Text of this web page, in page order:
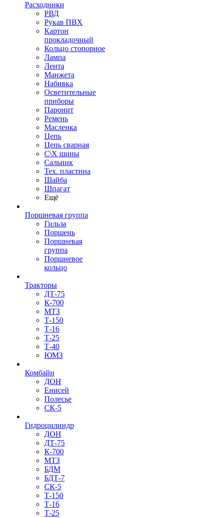
Расходники
РВД
Рукав ПВХ
Картон
прокладочный
Кольцо стопорное
Лампа
Лента
Манжета
Набивка
Осветительные
приборы
Паронит
Ремень
Масленка
Цепь
Цепь сварная
С\Х шины
Сальник
Тех. пластина
Шайба
Шпагат
Ещё
Поршневая группа
Гильза
Поршень
Поршневая
группа
Поршневое
кольцо
Тракторы
ДТ-75
К-700
МТЗ
Т-150
Т-16
Т-25
Т-40
ЮМЗ
Комбайн
ДОН
Енисей
Полесье
СК-5
Гидроцилиндр
ДОН
ДТ-75
К-700
МТЗ
БДМ
БДТ-7
СК-5
Т-150
Т-16
Т-25